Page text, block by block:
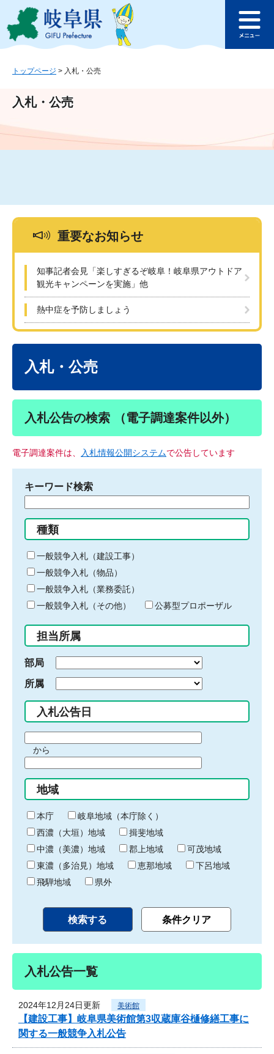
ジ
ュ
文
このページの本文へ
ュ
トップページ > 入札・公売
入札・公売
重要なお知らせ
知事記者会見「楽しすぎるぞ岐阜！岐阜県アウトドア
観光キャンペーンを実施」他
熱中症を予防しましょう
入札・公売
入札公告の検索 （電子調達案件以外）
電子調達案件は、 入札情報公開システムで公告しています
キーワード検索
る
キ
ー
ワ
ー
ド
入
力
種類
一般競争入札（建設工事）
一般競争入札（物品）
一般競争入札（業務委託）
一般競争入札（その他）
公募型プロポーザル
担当所属
部局
所属
入札公告日
間
始
り
から
間
終
わ
り
地域
本庁
岐阜地域（本庁除く）
西濃（大垣）地域
揖斐地域
中濃（美濃）地域
郡上地域
可茂地域
東濃（多治見）地域
恵那地域
下呂地域
飛騨地域
県外
入札公告一覧
2024年12月24日更新 美術館
【建設工事】岐阜県美術館第3収蔵庫谷樋修繕工事に
関する一般競争入札公告